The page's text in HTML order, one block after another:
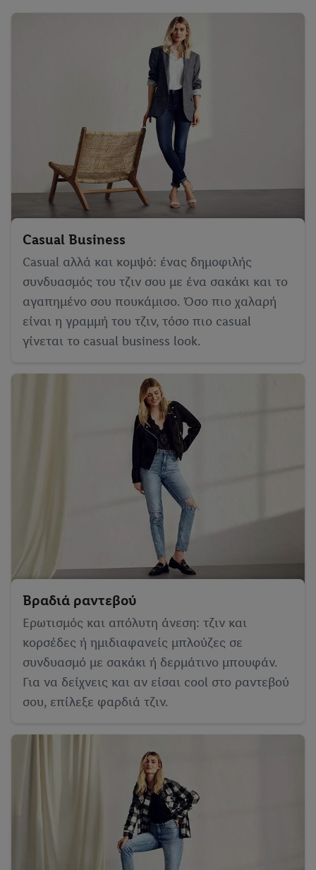
Casual Business
Casual αλλά και κομψό: ένας δημοφιλής
συνδυασμός του τζιν σου με ένα σακάκι και το
αγαπημένο σου πουκάμισο. Όσο πιο χαλαρή
είναι η γραμμή του τζιν, τόσο πιο casual
γίνεται το casual business look.
Βραδιά ραντεβού
Ερωτισμός και απόλυτη άνεση: τζιν και
κορσέδες ή ημιδιαφανείς μπλούζες σε
συνδυασμό με σακάκι ή δερμάτινο μπουφάν.
Για να δείχνεις και αν είσαι cool στο ραντεβού
σου, επίλεξε φαρδιά τζιν.